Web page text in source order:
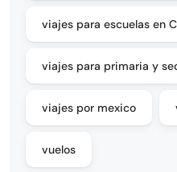
viajes para escuelas en
viajes para primaria y
viajes por mexico
vuelos